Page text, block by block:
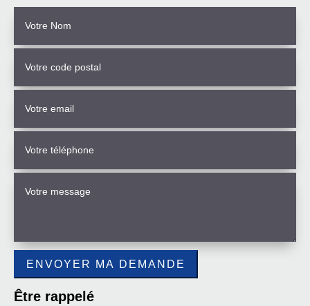
Être rappelé